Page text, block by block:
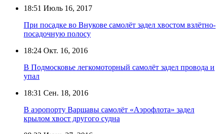
18:51 Июль 16, 2017
При посадке во Внукове самолёт задел хвостом взлётно-
посадочную полосу
18:24 Окт. 16, 2016
В Подмосковье легкомоторный самолёт задел провода и
упал
18:31 Сен. 18, 2016
В аэропорту Варшавы самолёт «Аэрофлота» задел
крылом хвост другого судна